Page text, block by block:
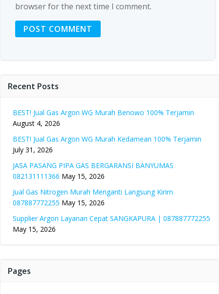
browser for the next time I comment.
Recent Posts
BEST! Jual Gas Argon WG Murah Benowo 100% Terjamin
August 4, 2026
BEST! Jual Gas Argon WG Murah Kedamean 100% Terjamin
July 31, 2026
JASA PASANG PIPA GAS BERGARANSI BANYUMAS
082131111366 May 15, 2026
Jual Gas Nitrogen Murah Menganti Langsung Kirim
087887772255 May 15, 2026
Supplier Argon Layanan Cepat SANGKAPURA | 087887772255
May 15, 2026
Pages